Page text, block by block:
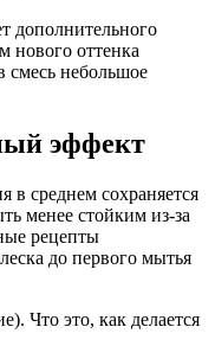
дополнительного
нового оттенка
смесь небольшое
эффект
в среднем сохраняется
менее стойким из-за
рецепты
до первого мытья